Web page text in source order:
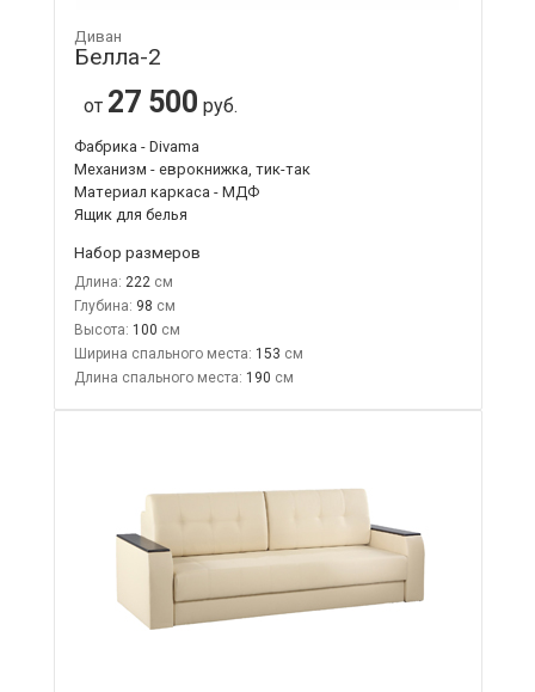
Диван
Белла-2
от 27 500 руб.
Фабрика - Divama
Механизм - еврокнижка, тик-так
Материал каркаса - МДФ
Ящик для белья
Набор размеров
Длина: 222
Глубина: 98
Высота: 100
Ширина спального места: 153
Длина спального места: 190